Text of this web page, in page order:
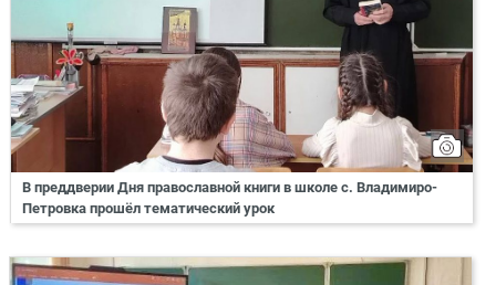
В преддверии Дня православной книги в школе с. Владимиро-
Петровка прошёл тематический урок